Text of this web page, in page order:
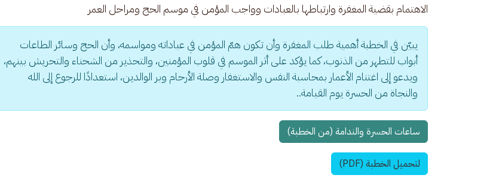
الاهتمام بقضية المغفرة وارتباطها بالعبادات وواجب المؤمن في موسم الحج ومراحل العمر
يبيّن في الخطبة أهمية طلب المغفرة وأن تكون همّ المؤمن في عباداته ومواسمه، وأن الحج وسائر الطاعات
أبواب للتطهر من الذنوب، كما يؤكد على أثر الموسم في قلوب المؤمنين، والتحذير من الشحناء والتحريش بينهم،
ويدعو إلى اغتنام الأعمار بمحاسبة النفس والاستغفار وصلة الأرحام وبر الوالدين، استعدادًا للرجوع إلى الله
والنجاة من الحسرة يوم القيامة..
ساعات الحسرة والندامة (من الخطبة)
لتحميل الخطبة (PDF)